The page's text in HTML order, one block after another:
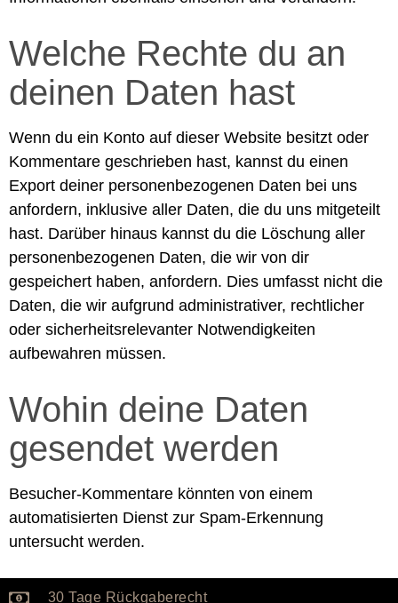
Welche Rechte du an
deinen Daten hast
Wenn du ein Konto auf dieser Website besitzt oder
Kommentare geschrieben hast, kannst du einen
Export deiner personenbezogenen Daten bei uns
anfordern, inklusive aller Daten, die du uns mitgeteilt
hast. Darüber hinaus kannst du die Löschung aller
personenbezogenen Daten, die wir von dir
gespeichert haben, anfordern. Dies umfasst nicht die
Daten, die wir aufgrund administrativer, rechtlicher
oder sicherheitsrelevanter Notwendigkeiten
aufbewahren müssen.
Wohin deine Daten
gesendet werden
Besucher-Kommentare könnten von einem
automatisierten Dienst zur Spam-Erkennung
untersucht werden.
30 Tage Rückgaberecht